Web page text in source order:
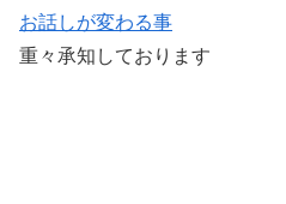
お話しが変わる事
重々承知しております